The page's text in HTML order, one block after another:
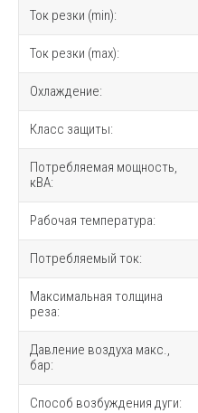
Ток резки (min):
Ток резки (max):
Охлаждение:
Класс защиты:
Потребляемая мощность,
кВА:
Рабочая температура:
Потребляемый ток:
Максимальная толщина
реза:
Давление воздуха макс.,
бар:
Способ возбуждения дуги: